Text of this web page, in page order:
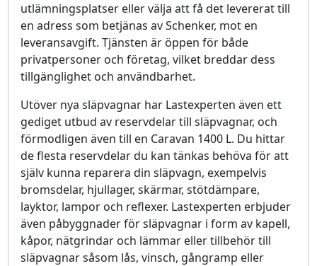
utlämningsplatser eller välja att få det levererat till
en adress som betjänas av Schenker, mot en
leveransavgift. Tjänsten är öppen för både
privatpersoner och företag, vilket breddar dess
tillgänglighet och användbarhet.
Utöver nya släpvagnar har Lastexperten även ett
gediget utbud av reservdelar till släpvagnar, och
förmodligen även till en Caravan 1400 L. Du hittar
de flesta reservdelar du kan tänkas behöva för att
själv kunna reparera din släpvagn, exempelvis
bromsdelar, hjullager, skärmar, stötdämpare,
layktor, lampor och reflexer. Lastexperten erbjuder
även påbyggnader för släpvagnar i form av kapell,
kåpor, nätgrindar och lämmar eller tillbehör till
släpvagnar såsom lås, vinsch, gångramp eller